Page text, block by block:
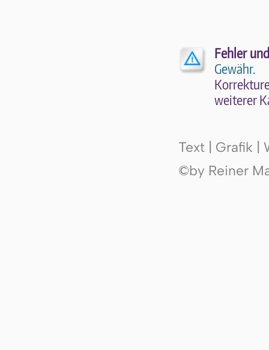
Fehler
Gewähr.
wei­te­rer
Text | Grafik |
©by Reiner